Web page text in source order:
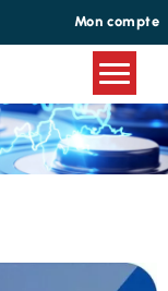
Mon compte